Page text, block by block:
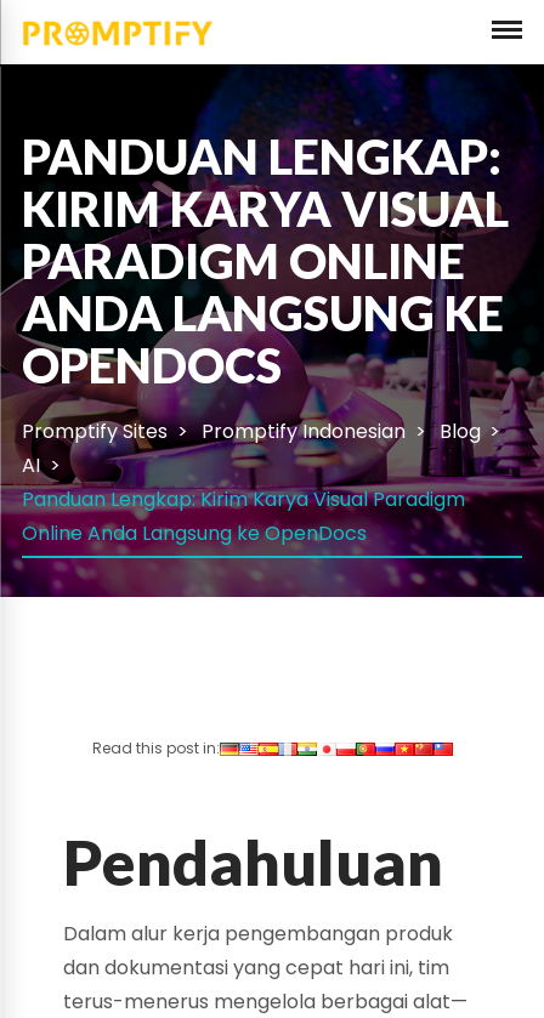
PANDUAN LENGKAP:
KIRIM KARYA VISUAL
PARADIGM ONLINE
ANDA LANGSUNG KE
OPENDOCS
Promptify Sites Promptify Indonesian
Blog
AI
Panduan Lengkap: Kirim Karya Visual Paradigm
Online Anda Langsung ke OpenDocs
Read this post in:
Pendahuluan
Dalam alur kerja pengembangan produk
dan dokumentasi yang cepat hari ini, tim
terus-menerus mengelola berbagai alat—